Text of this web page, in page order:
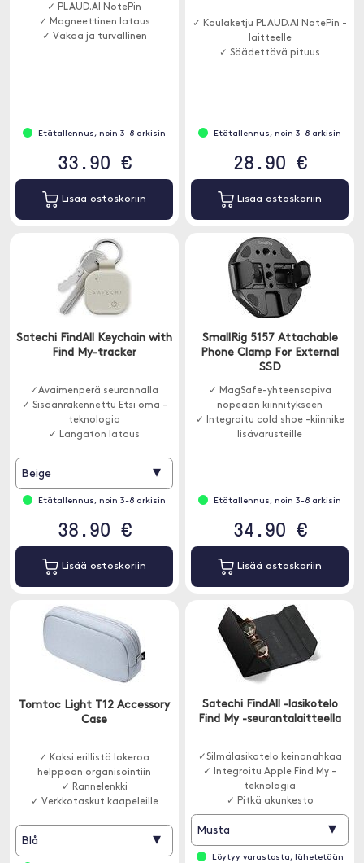
✓ PLAUD.AI NotePin
✓ Magneettinen lataus
✓ Vakaa ja turvallinen
Etätallennus, noin 3-8 arkisin
33.90 €
Lisää ostoskoriin
✓ Kaulaketju PLAUD.AI NotePin -
laitteelle
✓ Säädettävä pituus
Etätallennus, noin 3-8 arkisin
28.90 €
Lisää ostoskoriin
Satechi FindAll Keychain with
Find My-tracker
✓Avaimenperä seurannalla
✓ Sisäänrakennettu Etsi oma -
teknologia
✓ Langaton lataus
Beige ▾
Etätallennus, noin 3-8 arkisin
38.90 €
Lisää ostoskoriin
SmallRig 5157 Attachable
Phone Clamp For External
SSD
✓ MagSafe-yhteensopiva
nopeaan kiinnitykseen
✓ Integroitu cold shoe -kiinnike
lisävarusteille
Etätallennus, noin 3-8 arkisin
34.90 €
Lisää ostoskoriin
Tomtoc Light T12 Accessory
Case
✓ Kaksi erillistä lokeroa
helppoon organisointiin
✓ Rannelenkki
✓ Verkkotaskut kaapeleille
Blå ▾
Satechi FindAll -lasikotelo
Find My -seurantalaitteella
✓Silmälasikotelo keinonahkaa
✓ Integroitu Apple Find My -
teknologia
✓ Pitkä akunkesto
Musta ▾
Löytyy varastosta, lähetetään